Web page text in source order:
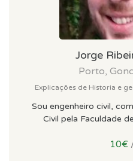
Jorge
Porto,
Explicações de Historia e
Sou engenheiro civil,
Civil pela Faculdade
10€